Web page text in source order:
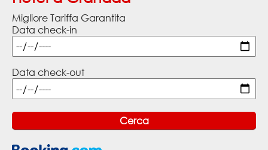
Migliore Tariffa Garantita
Data check-in
Data check-out